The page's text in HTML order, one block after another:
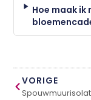
Hoe maak ik
VORIGE